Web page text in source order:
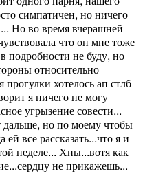
симпатичен, но ничего
Но во время вчерашней
что он мне тоже
подробности не буду, но
относительно
хотелось ап стлб
я ничего не могу
угрызение совести...
но по моему чтобы
все рассказать...что я и
неделе... Хны...вотя как
не прикажешь...